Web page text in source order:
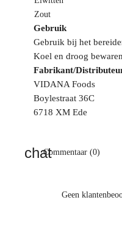
Zout
Gebruik
Gebruik bij het
Koel en droog
Fabrikant/
VIDANA Foods
Boylestraat 36C
6718 XM Ede
Commentaar (0)
Geen